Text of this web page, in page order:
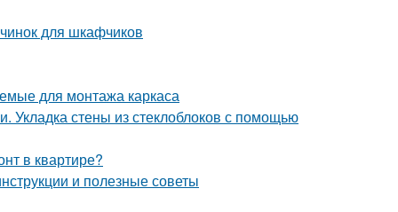
для шкафчиков
для монтажа каркаса
Укладка стены из стеклоблоков с помощью
в квартире?
и полезные советы